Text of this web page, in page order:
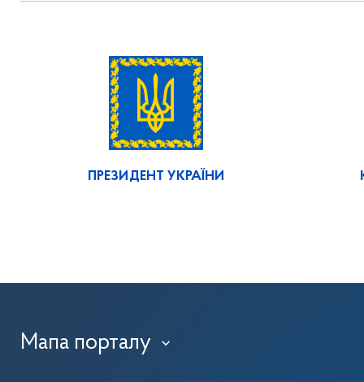
ПРЕЗИДЕНТ УКРАЇНИ
Мапа порталу ›